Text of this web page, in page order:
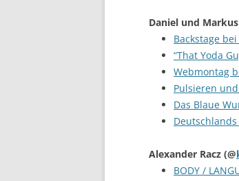
Daniel und Markus
Backstage
“That Yoda
Webmontag
Pulsieren
Das Blaue
Alexander Racz (@
BODY /